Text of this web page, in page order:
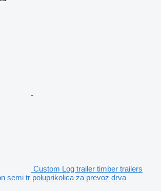
Custom Log trailer timber trailers
semi tr poluprikolica za prevoz drva